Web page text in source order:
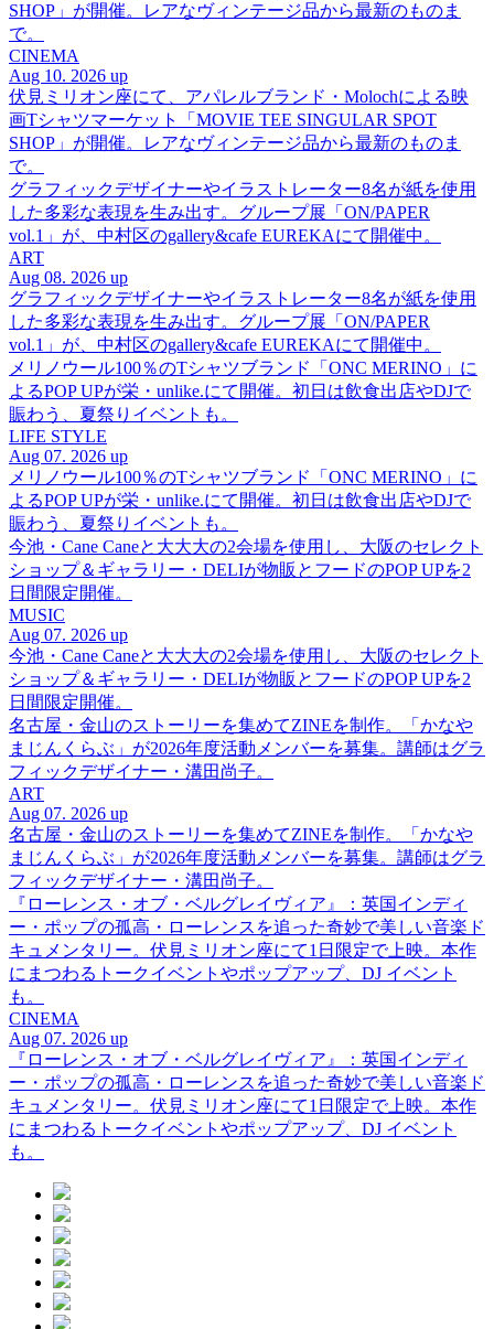
SHOP」が開催。レアなヴィンテージ品から最新のものま
で。
CINEMA
Aug 10. 2026 up
伏見ミリオン座にて、アパレルブランド・Molochによる映
画Tシャツマーケット「MOVIE TEE SINGULAR SPOT
SHOP」が開催。レアなヴィンテージ品から最新のものま
で。
グラフィックデザイナーやイラストレーター8名が紙を使用
した多彩な表現を生み出す。グループ展「ON/PAPER
vol.1」が、中村区のgallery&cafe EUREKAにて開催中。
ART
Aug 08. 2026 up
グラフィックデザイナーやイラストレーター8名が紙を使用
した多彩な表現を生み出す。グループ展「ON/PAPER
vol.1」が、中村区のgallery&cafe EUREKAにて開催中。
メリノウール100％のTシャツブランド「ONC MERINO」に
よるPOP UPが栄・unlike.にて開催。初日は飲食出店やDJで
賑わう、夏祭りイベントも。
LIFE STYLE
Aug 07. 2026 up
メリノウール100％のTシャツブランド「ONC MERINO」に
よるPOP UPが栄・unlike.にて開催。初日は飲食出店やDJで
賑わう、夏祭りイベントも。
今池・Cane Caneと大大大の2会場を使用し、大阪のセレクト
ショップ＆ギャラリー・DELIが物販とフードのPOP UPを2
日間限定開催。
MUSIC
Aug 07. 2026 up
今池・Cane Caneと大大大の2会場を使用し、大阪のセレクト
ショップ＆ギャラリー・DELIが物販とフードのPOP UPを2
日間限定開催。
名古屋・金山のストーリーを集めてZINEを制作。「かなや
まじんくらぶ」が2026年度活動メンバーを募集。講師はグラ
フィックデザイナー・溝田尚子。
ART
Aug 07. 2026 up
名古屋・金山のストーリーを集めてZINEを制作。「かなや
まじんくらぶ」が2026年度活動メンバーを募集。講師はグラ
フィックデザイナー・溝田尚子。
『ローレンス・オブ・ベルグレイヴィア』：英国インディ
ー・ポップの孤高・ローレンスを追った奇妙で美しい音楽ド
キュメンタリー。伏見ミリオン座にて1日限定で上映。本作
にまつわるトークイベントやポップアップ、DJ イベント
も。
CINEMA
Aug 07. 2026 up
『ローレンス・オブ・ベルグレイヴィア』：英国インディ
ー・ポップの孤高・ローレンスを追った奇妙で美しい音楽ド
キュメンタリー。伏見ミリオン座にて1日限定で上映。本作
にまつわるトークイベントやポップアップ、DJ イベント
も。